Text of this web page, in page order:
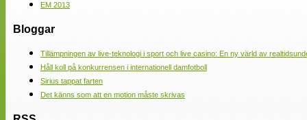
EM 2013
Bloggar
Tillämpningen av live-teknologi i sport och live casino: En ny värld av
Håll koll på konkurrensen i internationell damfotboll
Sirius tappat farten
Det känns som att en motion måste skrivas